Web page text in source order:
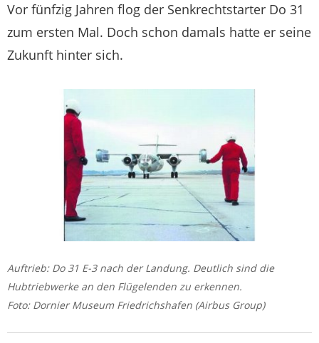
Vor fünfzig Jahren flog der Senkrechtstarter Do 31
zum ersten Mal. Doch schon damals hatte er seine
Zukunft hinter sich.
Auftrieb: Do 31 E-3 nach der Landung. Deutlich sind die
Hubtriebwerke an den Flügelenden zu erkennen.
Foto: Dornier Museum Friedrichshafen (Airbus Group)